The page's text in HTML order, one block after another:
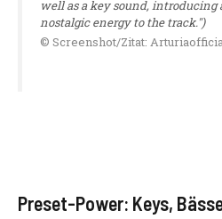
well as a key sound, introducing
nostalgic energy to the track.")
© Screenshot/Zitat:
Preset-Power: Keys,